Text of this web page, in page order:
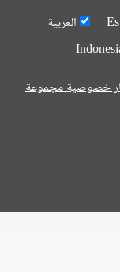
العربية
خصوصية مجموعة